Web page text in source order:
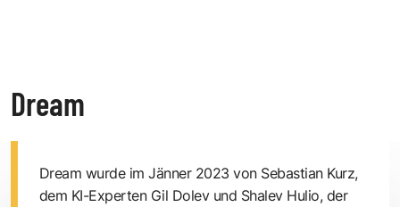
Dream
Dream wurde im Jänner 2023 von Sebastian Kurz,
dem KI-Experten Gil Dolev und Shalev Hulio, der